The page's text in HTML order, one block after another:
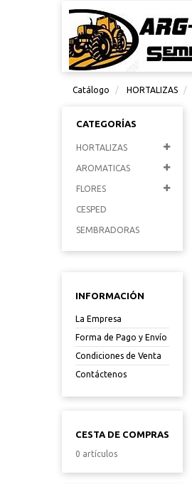
Catálogo HORTALIZAS
CATEGORÍAS
HORTALIZAS
AROMATICAS
FLORES
CESPED
SEMBRADORAS
INFORMACIÓN
La Empresa
Forma de Pago y Envío
Condiciones de Venta
Contáctenos
CESTA DE COMPRAS
0 artículos